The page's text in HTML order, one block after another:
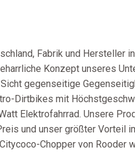
Fabrik und Hersteller
Konzept unseres
gegenseitige
Dirtbikes mit
Elektrofahrrad. Unsere
und unser größter Vorteil
Chopper von Rooder